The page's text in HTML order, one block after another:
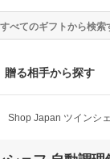
贈る相手か